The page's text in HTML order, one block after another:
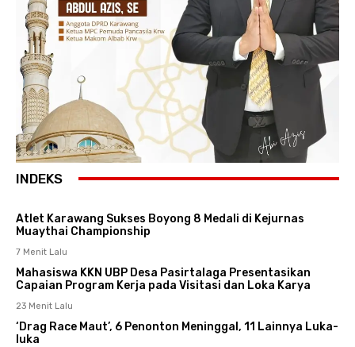
INDEKS
Atlet Karawang Sukses Boyong 8 Medali di Kejurnas
Muaythai Championship
7 Menit Lalu
Mahasiswa KKN UBP Desa Pasirtalaga Presentasikan
Capaian Program Kerja pada Visitasi dan Loka Karya
23 Menit Lalu
‘Drag Race Maut’, 6 Penonton Meninggal, 11 Lainnya Luka-
luka